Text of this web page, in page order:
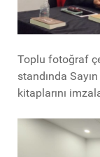
Toplu fotoğraf
standında
kitaplarını